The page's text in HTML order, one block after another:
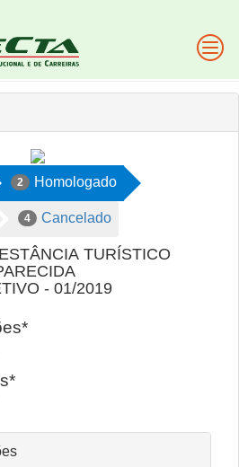
2 Homologado
4 Cancelado
TURÍSTICO
- 01/2019